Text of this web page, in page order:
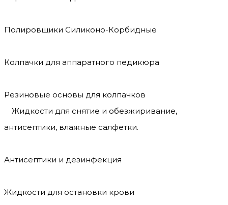
Полировщики Силиконо-Корбидные
Колпачки для аппаратного педикюра
Резиновые основы для колпачков
Жидкости для снятие и обезжиривание,
антисептики, влажные салфетки.
Антисептики и дезинфекция
Жидкости для остановки крови